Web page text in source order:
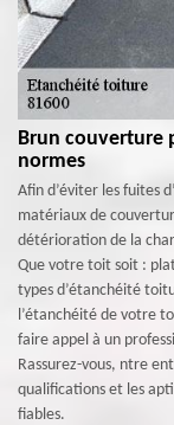
Brun couverture
normes
Afin d’éviter les fuites
matériaux de
détérioration de la
Que votre toit soit :
types d’étanchéité
l’étanchéité de votre
faire appel à un
Rassurez-vous, ntre
qualifications et les
fiables.